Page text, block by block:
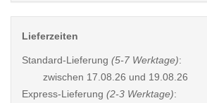
Lieferzeiten
Standard-Lieferung (5-7 Werktage):
zwischen 17.08.26 und 19.08.26
Express-Lieferung (2-3 Werktage):